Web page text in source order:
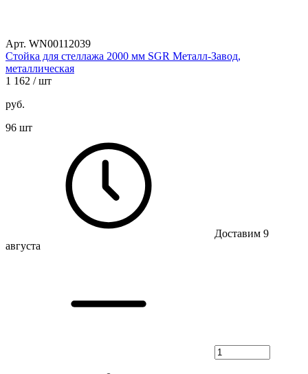
Арт. WN00112039
Стойка для стеллажа 2000 мм SGR Металл-Завод,
металлическая
1 162 / шт
руб.
96 шт
Доставим 9
августа